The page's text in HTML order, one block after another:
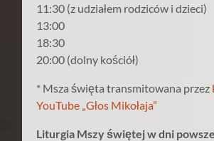
11:30 (z udziałem rodziców i dzieci)
13:00
18:30
20:00 (dolny kościół)
* Msza święta transmitowana przez
YouTube „Głos Mikołaja”
Liturgia Mszy świętej w dni